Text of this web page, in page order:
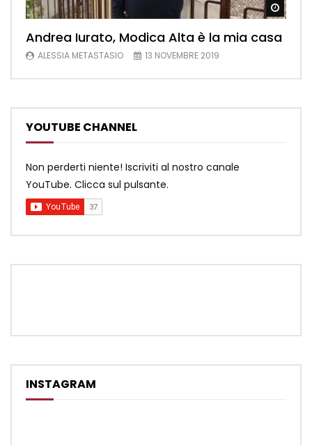
Andrea Iurato, Modica Alta è la mia casa
ALESSIA METASTASIO 13 NOVEMBRE 2019
YOUTUBE CHANNEL
Non perderti niente! Iscriviti al nostro canale
YouTube. Clicca sul pulsante.
INSTAGRAM